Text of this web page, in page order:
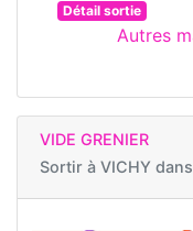
Détail sortie
Autres
VIDE GRENIER
Sortir à VICHY